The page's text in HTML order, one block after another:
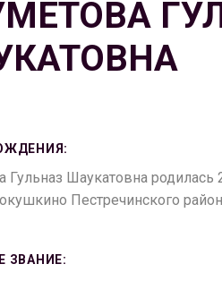
Гульназ Шаукатовна родилась
Пестречинского
ЗВАНИЕ: